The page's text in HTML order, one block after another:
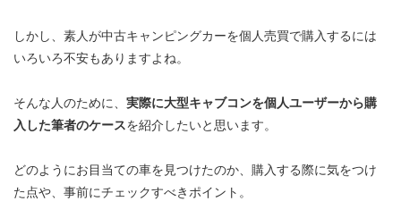
しかし、素人が中古キャンピングカーを個人売買で購入するには
いろいろ不安もありますよね。
そんな人のために、 実際に大型キャブコンを個人ユーザーから購
入した筆者のケースを紹介したいと思います。
どのようにお目当ての車を見つけたのか、購入する際に気をつけ
た点や、事前にチェックすべきポイント。